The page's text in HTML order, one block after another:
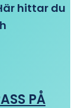
hittar du
PÅ